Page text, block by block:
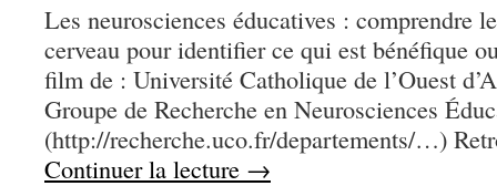
Les neurosciences éducatives : comprendre
cerveau pour identifier ce qui est bénéfique
film de : Université Catholique de l’Ouest
Groupe de Recherche en Neurosciences
(http://recherche.uco.fr/departements/…)
Continuer la lecture →